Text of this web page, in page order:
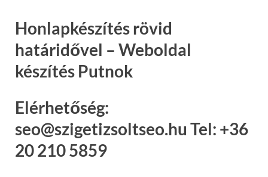
Honlapkészítés rövid
határidővel – Weboldal
készítés Putnok
Elérhetőség:
seo@szigetizsoltseo.hu Tel: +36
20 210 5859